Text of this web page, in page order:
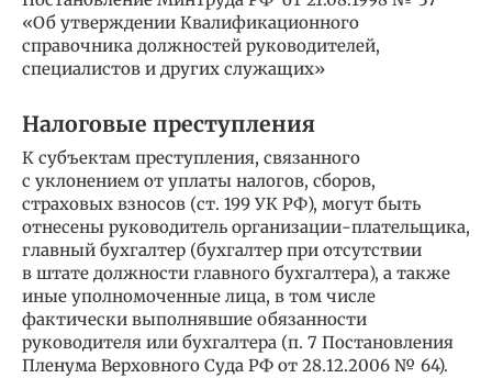
«Об утверждении Квалификационного
справочника должностей руководителей,
специалистов и других служащих»
Налоговые преступления
К субъектам преступления, связанного
с уклонением от уплаты налогов, сборов,
страховых взносов (ст. 199 УК РФ), могут быть
отнесены руководитель организации-плательщика,
главный бухгалтер (бухгалтер при отсутствии
в штате должности главного бухгалтера), а также
иные уполномоченные лица, в том числе
фактически выполнявшие обязанности
руководителя или бухгалтера (п. 7 Постановления
Пленума Верховного Суда РФ от 28.12.2006 № 64).